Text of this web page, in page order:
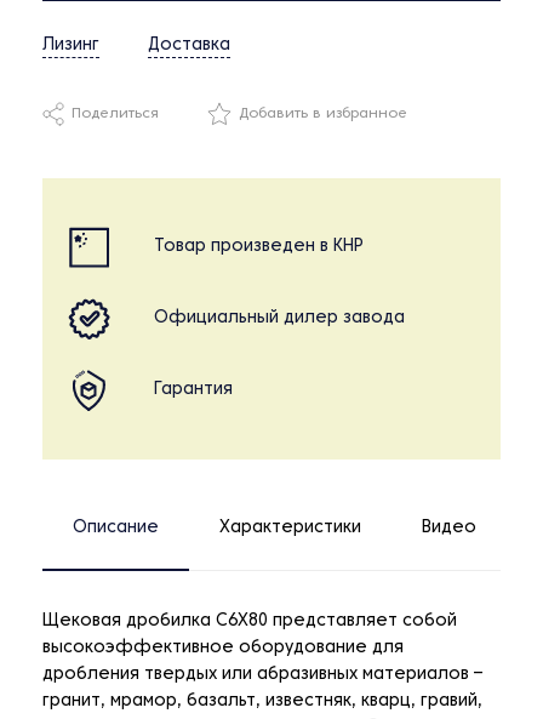
Лизинг Доставка
Поделиться Добавить в избранное
Товар произведен в КНР
Официальный дилер завода
Гарантия
Описание Характеристики Видео
Щековая дробилка C6X80 представляет собой
высокоэффективное оборудование для
дробления твердых или абразивных материалов –
гранит, мрамор, базальт, известняк, кварц, гравий,